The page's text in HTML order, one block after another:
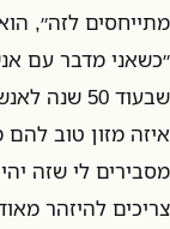
מתייחסים לזה״,
״כשאני מדבר עם
שבעוד 50
איזה מזון טוב
צריכים להיזהר